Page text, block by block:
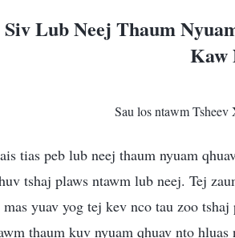
Lub Neej Thaum
Kaw
Sau los ntawm
tias peb lub neej thaum nyuam
tshaj plaws ntawm lub neej. Tej
yuav yog tej kev nco tau zoo
thaum kuv nyuam qhuav nto